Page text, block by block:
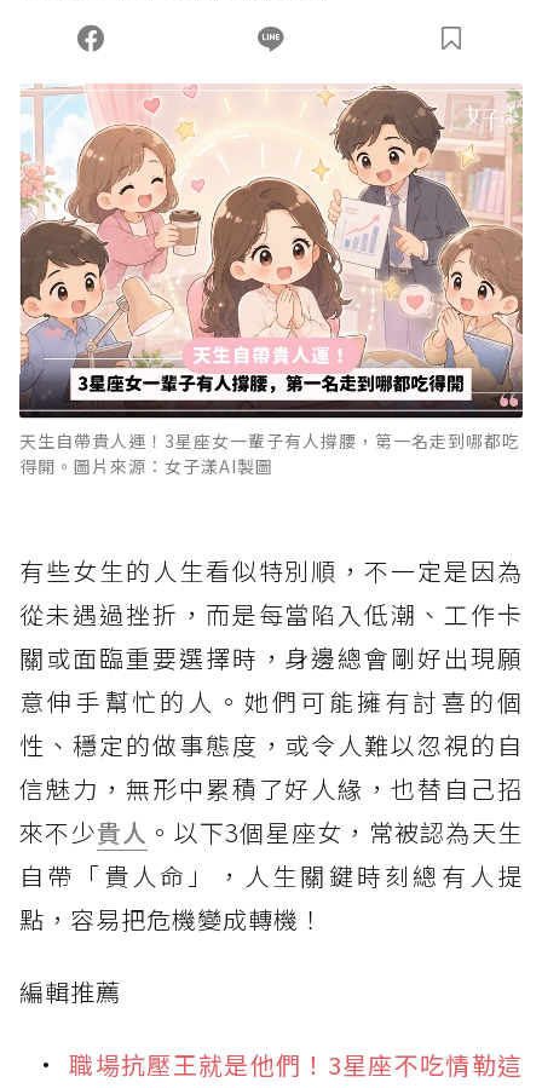
天生自帶貴人運！3星座女一輩子有人撐腰，第一名走到哪都吃
得開。圖片來源：女子漾AI製圖
有些女生的人生看似特別順，不一定是因為
從未遇過挫折，而是每當陷入低潮、工作卡
關或面臨重要選擇時，身邊總會剛好出現願
意伸手幫忙的人。她們可能擁有討喜的個
性、穩定的做事態度，或令人難以忽視的自
信魅力，無形中累積了好人緣，也替自己招
來不少貴人 。以下3個星座女，常被認為天生
自帶「貴人命」，人生關鍵時刻總有人提
點，容易把危機變成轉機！
編輯推薦
職場抗壓王就是他們！3星座不吃情勒這